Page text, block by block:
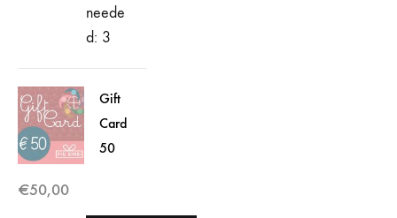
neede
d: 3
Gift
Card
50
€50,00